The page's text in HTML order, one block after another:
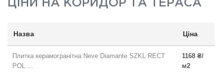
ЦІНИ НА КОРИДОР ТА ТЕРАСА
Назва Ціна
Плитка керамогранітна Neve Diamante SZKL RECT
POL ...
1168 ₴/
м2